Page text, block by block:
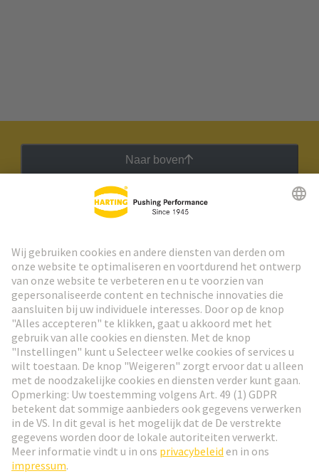
Naar boven
Ga naar registratie
Social Media